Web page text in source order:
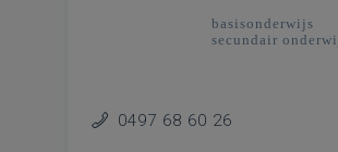
basisonderwijs
secundair
0497 68 60 26